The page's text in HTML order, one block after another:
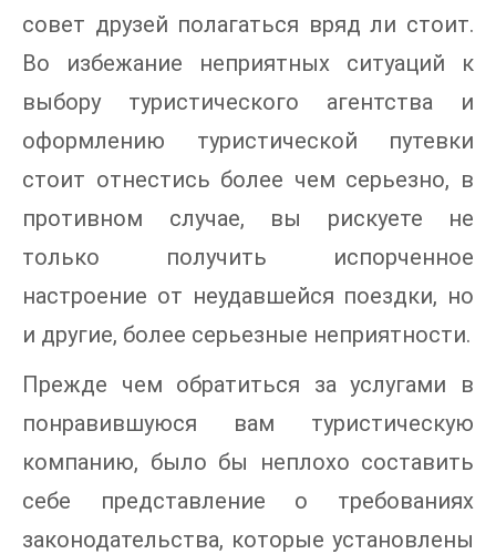
совет друзей полагаться вряд ли стоит.
Во избежание неприятных ситуаций к
выбору туристического агентства и
оформлению туристической путевки
стоит отнестись более чем серьезно, в
противном случае, вы рискуете не
только получить испорченное
настроение от неудавшейся поездки, но
и другие, более серьезные неприятности.
Прежде чем обратиться за услугами в
понравившуюся вам туристическую
компанию, было бы неплохо составить
себе представление о требованиях
законодательства, которые установлены